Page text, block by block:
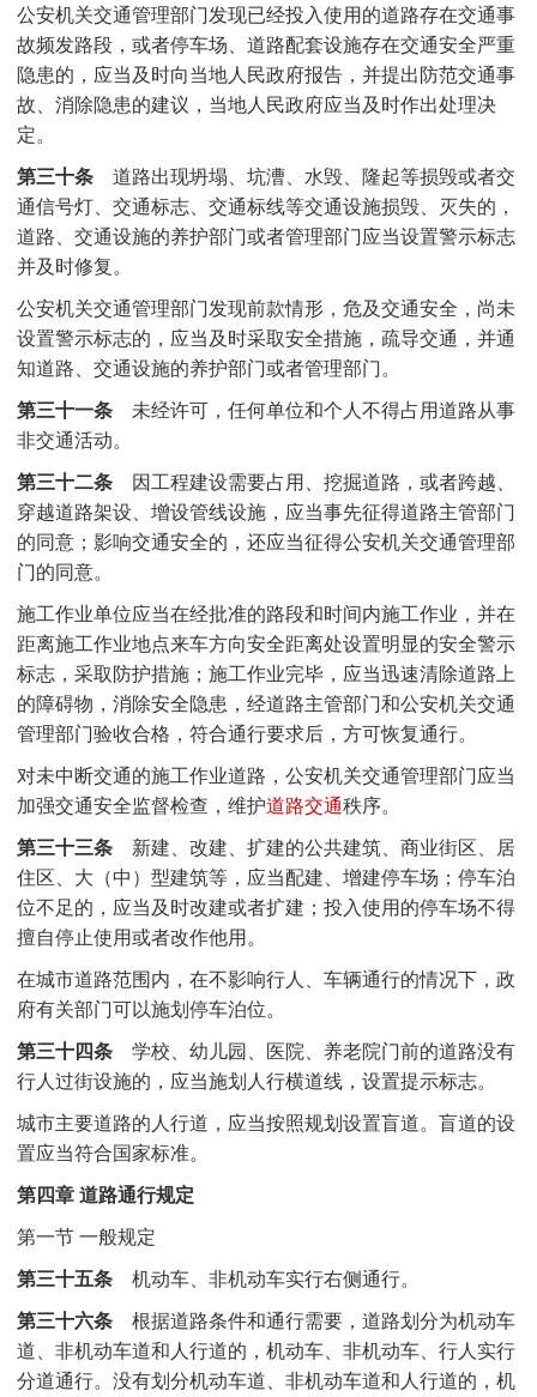
公安机关交通管理部门发现已经投入使用的道路存在交通事
故频发路段，或者停车场、道路配套设施存在交通安全严重
隐患的，应当及时向当地人民政府报告，并提出防范交通事
故、消除隐患的建议，当地人民政府应当及时作出处理决
定。
第三十条道路出现坍塌、坑漕、水毁、隆起等损毁或者交
通信号灯、交通标志、交通标线等交通设施损毁、灭失的，
道路、交通设施的养护部门或者管理部门应当设置警示标志
并及时修复。
公安机关交通管理部门发现前款情形，危及交通安全，尚未
设置警示标志的，应当及时采取安全措施，疏导交通，并通
知道路、交通设施的养护部门或者管理部门。
第三十一条未经许可，任何单位和个人不得占用道路从事
非交通活动。
第三十二条 因工程建设需要占用、挖掘道路，或者跨越、
穿越道路架设、增设管线设施，应当事先征得道路主管部门
的同意；影响交通安全的，还应当征得公安机关交通管理部
门的同意。
施工作业单位应当在经批准的路段和时间内施工作业，并在
距离施工作业地点来车方向安全距离处设置明显的安全警示
标志，采取防护措施；施工作业完毕，应当迅速清除道路上
的障碍物，消除安全隐患，经道路主管部门和公安机关交通
管理部门验收合格，符合通行要求后，方可恢复通行。
对未中断交通的施工作业道路，公安机关交通管理部门应当
加强交通安全监督检查，维护道路交通秩序。
第三十三条 新建、改建、扩建的公共建筑、商业街区、居
住区、大（中）型建筑等，应当配建、增建停车场；停车泊
位不足的，应当及时改建或者扩建；投入使用的停车场不得
擅自停止使用或者改作他用。
在城市道路范围内，在不影响行人、车辆通行的情况下，政
府有关部门可以施划停车泊位。
第三十四条学校、幼儿园、医院、养老院门前的道路没有
行人过街设施的，应当施划人行横道线，设置提示标志。
城市主要道路的人行道，应当按照规划设置盲道。盲道的设
置应当符合国家标准。
第四章 道路通行规定
第一节 一般规定
第三十五条机动车、非机动车实行右侧通行。
第三十六条根据道路条件和通行需要，道路划分为机动车
道、非机动车道和人行道的，机动车、非机动车、行人实行
分道通行。没有划分机动车道、非机动车道和人行道的，机